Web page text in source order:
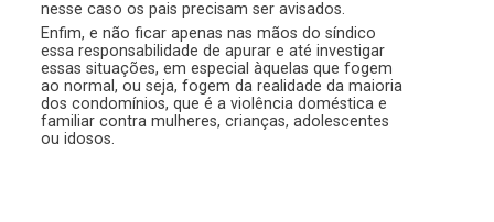
nesse caso os pais precisam ser avisados.
Enfim, e não ficar apenas nas mãos do síndico
essa responsabilidade de apurar e até investigar
essas situações, em especial àquelas que fogem
ao normal, ou seja, fogem da realidade da maioria
dos condomínios, que é a violência doméstica e
familiar contra mulheres, crianças, adolescentes
ou idosos.